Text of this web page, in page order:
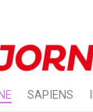
SAPIENS